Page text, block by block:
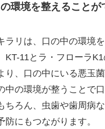
環境を整えることが
ラリは、口の中の環境
KT-11とラ・フローラ
り、口の中にいる悪玉
中の環境が整うことで
ちろん、虫歯や歯周病
防にもつながります。